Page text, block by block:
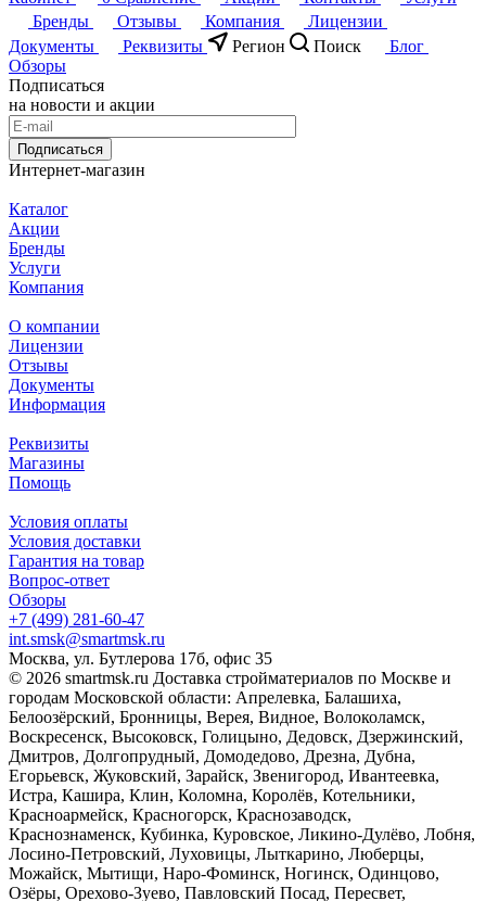
Бренды
Отзывы Компания
Лицензии
Документы
Реквизиты Регион Поиск
Блог
Обзоры
Подписаться
на новости и акции
Подписаться
Интернет-магазин
Каталог
Акции
Бренды
Услуги
Компания
О компании
Лицензии
Отзывы
Документы
Информация
Реквизиты
Магазины
Помощь
Условия оплаты
Условия доставки
Гарантия на товар
Вопрос-ответ
Обзоры
+7 (499) 281-60-47
int.smsk@smartmsk.ru
Москва, ул. Бутлерова 17б, офис 35
© 2026 smartmsk.ru Доставка стройматериалов по Москве и
городам Московской области: Апрелевка, Балашиха,
Белоозёрский, Бронницы, Верея, Видное, Волоколамск,
Воскресенск, Высоковск, Голицыно, Дедовск, Дзержинский,
Дмитров, Долгопрудный, Домодедово, Дрезна, Дубна,
Егорьевск, Жуковский, Зарайск, Звенигород, Ивантеевка,
Истра, Кашира, Клин, Коломна, Королёв, Котельники,
Красноармейск, Красногорск, Краснозаводск,
Краснознаменск, Кубинка, Куровское, Ликино-Дулёво, Лобня,
Лосино-Петровский, Луховицы, Лыткарино, Люберцы,
Можайск, Мытищи, Наро-Фоминск, Ногинск, Одинцово,
Озёры, Орехово-Зуево, Павловский Посад, Пересвет,